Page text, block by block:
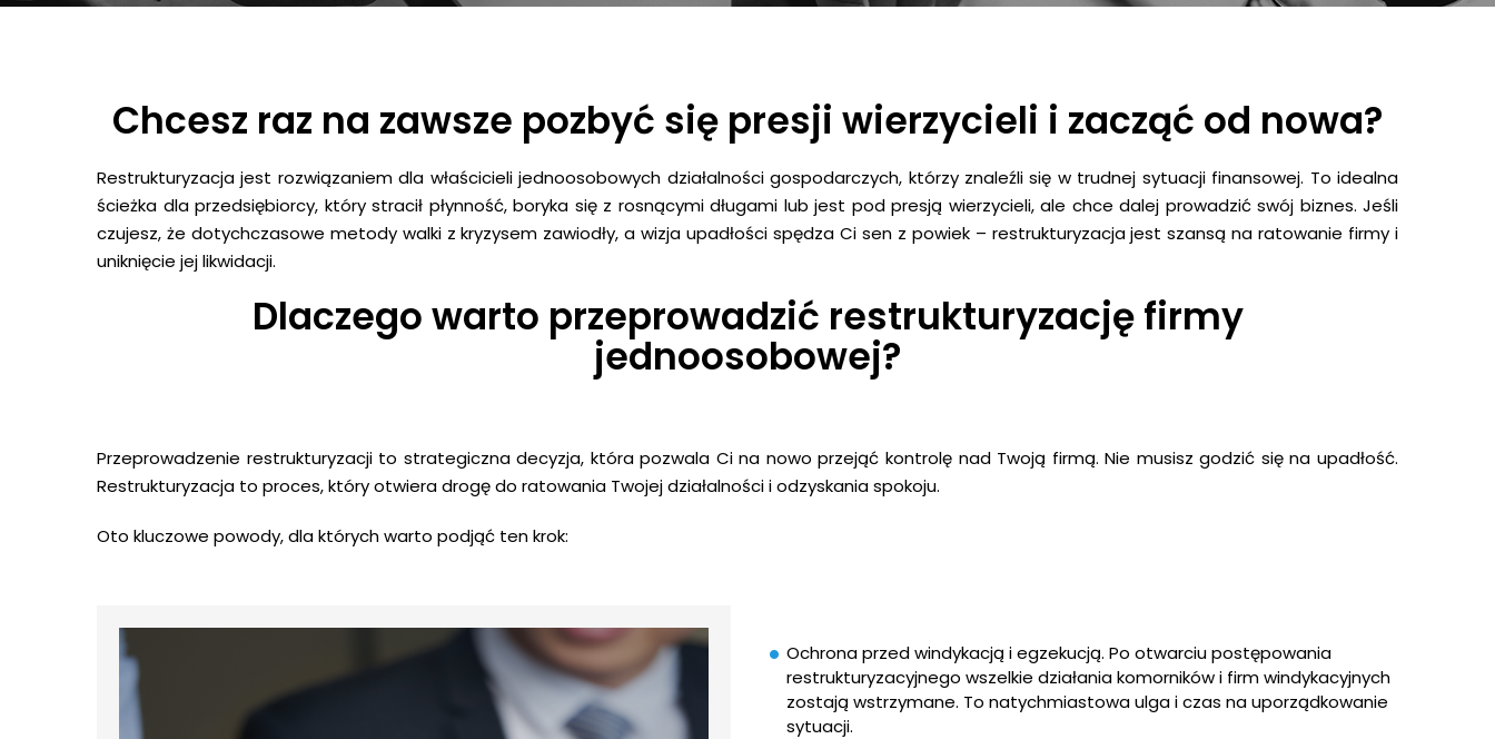
Chcesz raz na zawsze pozbyć się presji wierzycieli i zacząć od nowa?
Restrukturyzacja jest rozwiązaniem dla właścicieli jednoosobowych działalności gospodarczych, którzy znaleźli się w trudnej sytuacji finansowej. To idealna
ścieżka dla przedsiębiorcy, który stracił płynność, boryka się z rosnącymi długami lub jest pod presją wierzycieli, ale chce dalej prowadzić swój biznes. Jeśli
czujesz, że dotychczasowe metody walki z kryzysem zawiodły, a wizja upadłości spędza Ci sen z powiek – restrukturyzacja jest szansą na ratowanie firmy i
uniknięcie jej likwidacji.
Dlaczego warto przeprowadzić restrukturyzację firmy
jednoosobowej?
Przeprowadzenie restrukturyzacji to strategiczna decyzja, która pozwala Ci na nowo przejąć kontrolę nad Twoją firmą. Nie musisz godzić się na upadłość.
Restrukturyzacja to proces, który otwiera drogę do ratowania Twojej działalności i odzyskania spokoju.
Oto kluczowe powody, dla których warto podjąć ten krok:
Ochrona przed windykacją i egzekucją. Po otwarciu postępowania
restrukturyzacyjnego wszelkie działania komorników i firm windykacyjnych
zostają wstrzymane. To natychmiastowa ulga i czas na uporządkowanie
sytuacji.